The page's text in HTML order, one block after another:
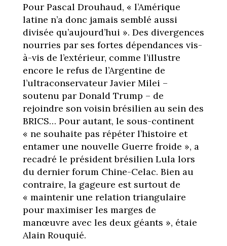
Pour Pascal Drouhaud, « l’Amérique
latine n’a donc jamais semblé aussi
divisée qu’aujourd’hui ». Des divergences
nourries par ses fortes dépendances vis-
à-vis de l’extérieur, comme l’illustre
encore le refus de l’Argentine de
l’ultraconservateur Javier Milei –
soutenu par Donald Trump – de
rejoindre son voisin brésilien au sein des
BRICS… Pour autant, le sous-continent
« ne souhaite pas répéter l’histoire et
entamer une nouvelle Guerre froide », a
recadré le président brésilien Lula lors
du dernier forum Chine-Celac. Bien au
contraire, la gageure est surtout de
« maintenir une relation triangulaire
pour maximiser les marges de
manœuvre avec les deux géants », étaie
Alain Rouquié.